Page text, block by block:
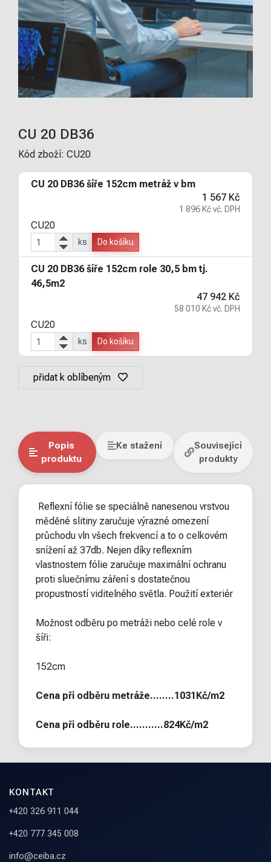
CU 20 DB36
Kód zboží: CU20
CU 20 DB36 šíře 152cm metráž v bm
1 567 Kč
1 896 Kč vč. DPH
CU20
ks Do košíku
CU 20 DB36 šíře 152cm role 30,5 bm tj.
46,5m2
47 942 Kč
58 010 Kč vč. DPH
CU20
ks Do košíku
přidat k oblíbeným
Popis
produktu
Ke stažení
Související
produkty
Reflexní fólie se speciálně nanesenou vrstvou
měděné slitiny zaručuje výrazné omezení
průchodu vln všech frekvencí a to o celkovém
snížení až 37db. Nejen díky reflexním
vlastnostem fólie zaručuje maximální ochranu
proti sluečnímu záření s dostatečnou
propustností viditelného světla. Použití exteriér
Možnost odběru po metráži nebo celé role v
šíři:
152cm
Cena při odběru metráže........1031Kč/m2
Cena při odběru role...........824Kč/m2
KONTAKT
+420 326 911 044
+420 777 345 008
info@ceiba.cz